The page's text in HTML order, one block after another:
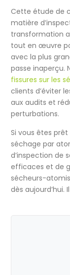
Cette étude de
matière
transformation
tout en œuvre
avec la plus
passe inaperçu.
fissures sur les
clients d’éviter
aux audits et
perturbations.
Si vous êtes
séchage par
d’inspection de
efficaces et de
sécheurs-
dès aujourd’hui.